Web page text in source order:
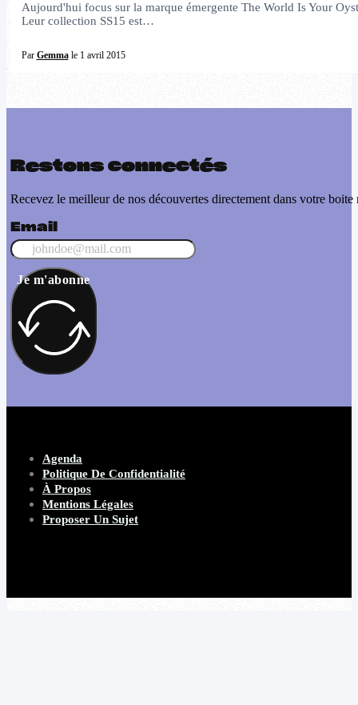
Aujourd'hui focus sur la marque émergente The World Is Your
Leur collection SS15 est…
Par Gemmale 1 avril 2015
Restons connectés
Recevez le meilleur de nos découvertes directement dans votre boite
Email
Je m'abonne
Agenda
Politique De Confidentialité
À Propos
Mentions Légales
Proposer Un Sujet